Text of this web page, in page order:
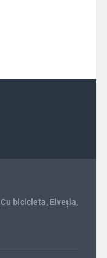
Cu bicicleta, Elveția,